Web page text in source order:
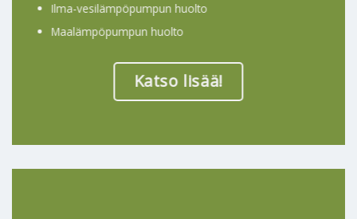
Ilma-vesilämpöpumpun huolto
Maalämpöpumpun huolto
Katso lisää!